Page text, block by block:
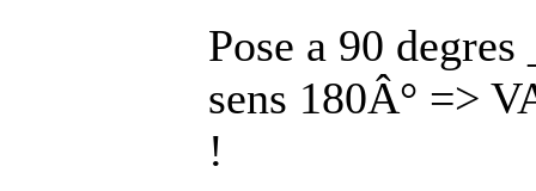
Pose a 90
sens 180Â° =>
!